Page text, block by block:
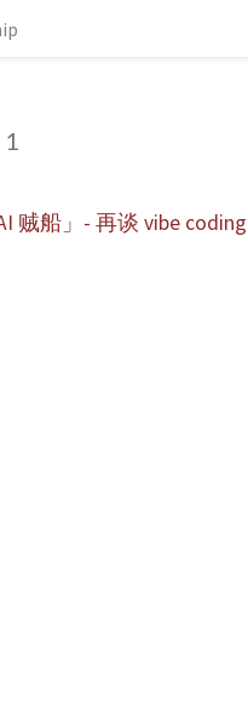
1
贼船」- 再谈 vibe